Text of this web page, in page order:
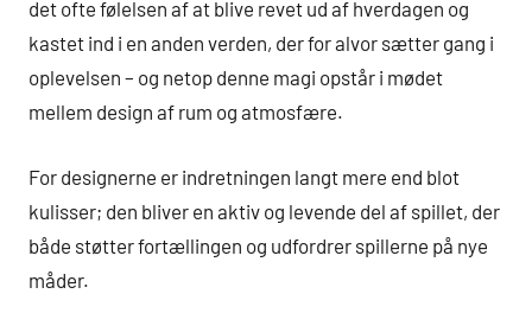
det ofte følelsen af at blive revet ud af hverdagen og
kastet ind i en anden verden, der for alvor sætter gang i
oplevelsen – og netop denne magi opstår i mødet
mellem design af rum og atmosfære.
For designerne er indretningen langt mere end blot
kulisser; den bliver en aktiv og levende del af spillet, der
både støtter fortællingen og udfordrer spillerne på nye
måder.